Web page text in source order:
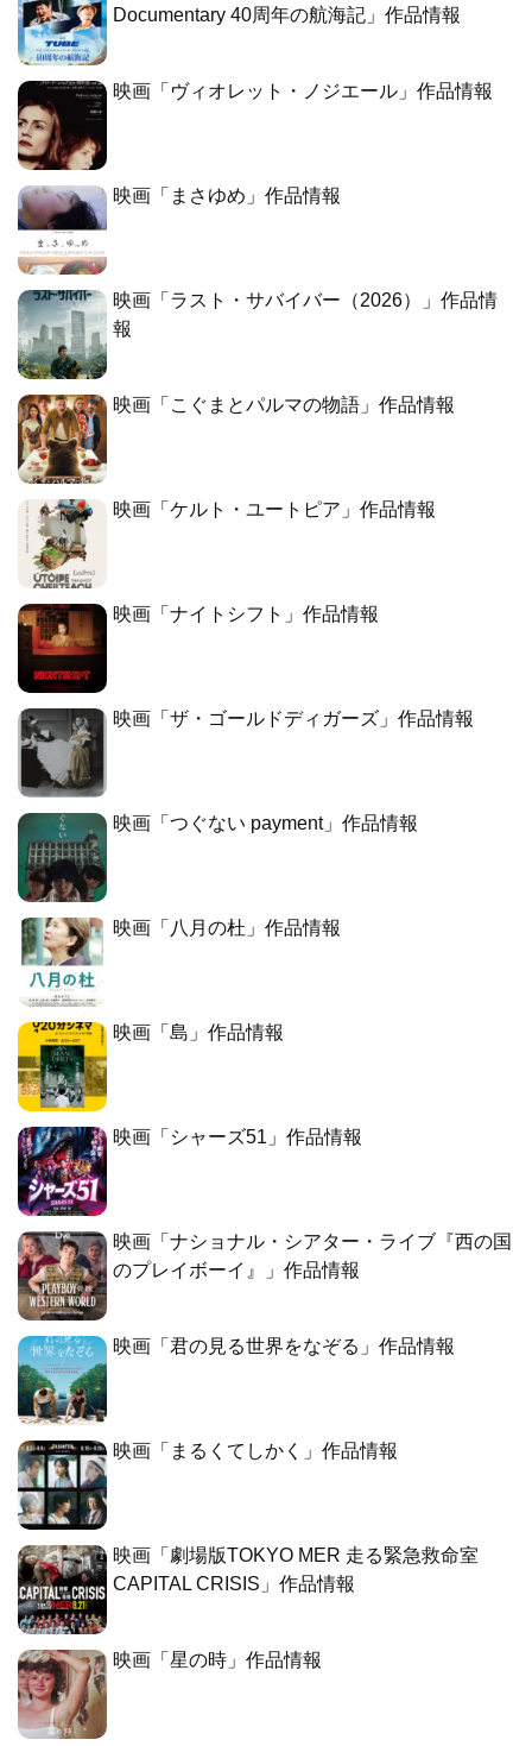
Documentary 40周年の航海記」作品情報
映画「ヴィオレット・ノジエール」作品情報
映画「まさゆめ」作品情報
映画「ラスト・サバイバー（2026）」作品情
報
映画「こぐまとパルマの物語」作品情報
映画「ケルト・ユートピア」作品情報
映画「ナイトシフト」作品情報
映画「ザ・ゴールドディガーズ」作品情報
映画「つぐない payment」作品情報
映画「八月の杜」作品情報
映画「島」作品情報
映画「シャーズ51」作品情報
映画「ナショナル・シアター・ライブ『西の国
のプレイボーイ』」作品情報
映画「君の見る世界をなぞる」作品情報
映画「まるくてしかく」作品情報
映画「劇場版TOKYO MER 走る緊急救命室
CAPITAL CRISIS」作品情報
映画「星の時」作品情報